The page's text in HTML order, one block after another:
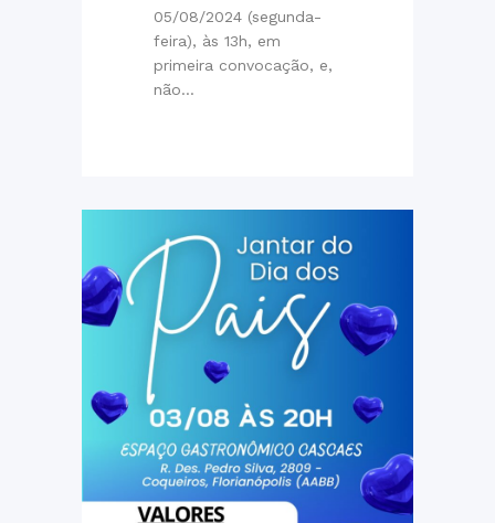
05/08/2024 (segunda-
feira), às 13h, em
primeira convocação, e,
não...